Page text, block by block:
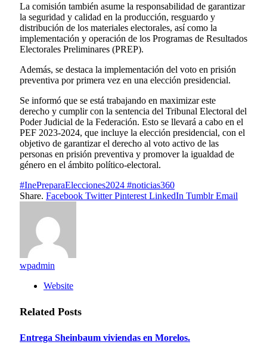
La comisión también asume la responsabilidad de garantizar
la seguridad y calidad en la producción, resguardo y
distribución de los materiales electorales, así como la
implementación y operación de los Programas de Resultados
Electorales Preliminares (PREP).
Además, se destaca la implementación del voto en prisión
preventiva por primera vez en una elección presidencial.
Se informó que se está trabajando en maximizar este
derecho y cumplir con la sentencia del Tribunal Electoral del
Poder Judicial de la Federación. Esto se llevará a cabo en el
PEF 2023-2024, que incluye la elección presidencial, con el
objetivo de garantizar el derecho al voto activo de las
personas en prisión preventiva y promover la igualdad de
género en el ámbito político-electoral.
#InePreparaElecciones2024 #noticias360
Share. Facebook Twitter Pinterest LinkedIn Tumblr Email
wpadmin
Website
Related Posts
Entrega Sheinbaum viviendas en Morelos.